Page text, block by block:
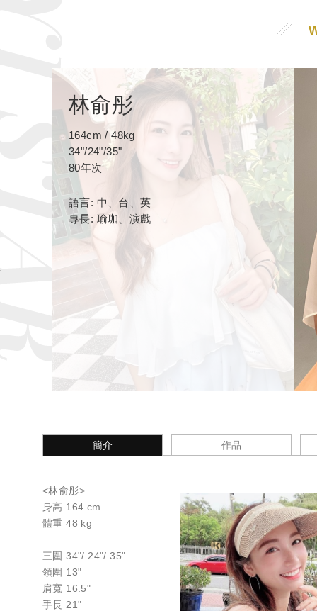
林俞彤
164cm / 48kg
34"/24"/35"
80年次
語言: 中、台、英
專長: 瑜珈、演戲
簡介 作品
<林俞彤>
身高 164 cm
體重 48 kg
三圍 34"/ 24"/ 35"
領圍 13"
肩寬 16.5"
手長 21"